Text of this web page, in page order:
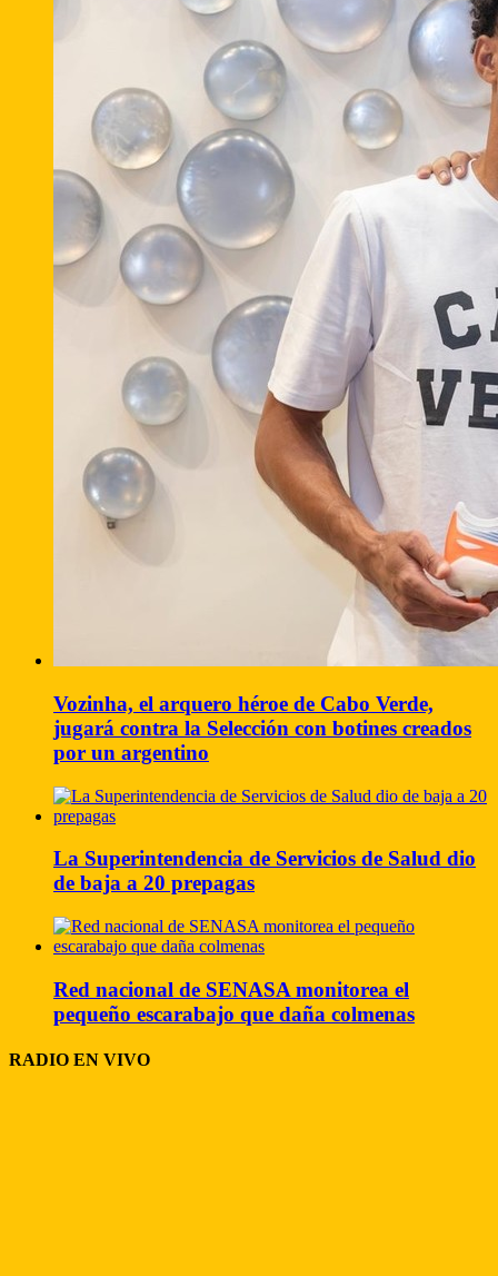
Vozinha, el arquero héroe de Cabo Verde,
jugará contra la Selección con botines creados
por un argentino
La Superintendencia de Servicios de Salud dio
de baja a 20 prepagas
Red nacional de SENASA monitorea el
pequeño escarabajo que daña colmenas
RADIO EN VIVO